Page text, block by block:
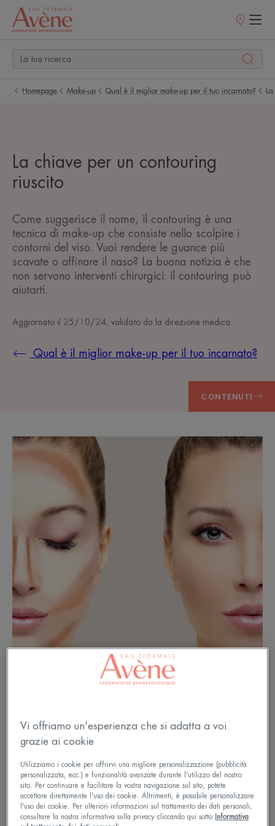
Punti
Homepage Make-up Qual è il miglior make-up per il tuo incarnato?
La chiave per un contouring
riuscito
Come suggerisce il nome, il contouring è una
tecnica di make-up che consiste nello scolpire i
contorni del viso. Vuoi rendere le guance più
scavate o affinare il naso? La buona notizia è che
non servono interventi chirurgici: il contouring può
aiutarti.
Aggiornato il 25/10/24, validato da la direzione medica
Qual è il miglior make-up per il tuo incarnato?
CONTENUTI
Come funziona il contouring?
Giocando con ombre e luci, è possibile modificare
i volumi del viso: affinare un viso rotondo, addolcire
un viso squadrato, riequilibrarne la forma e quindi
Vi offriamo un'esperienza che si adatta a voi
grazie ai cookie
Utilizziamo i cookie per offrirvi una migliore personalizzazione (pubblicità
personalizzata, ecc.) e funzionalità avanzate durante l'utilizzo del nostro
sito. Per continuare e facilitare la vostra navigazione sul sito, potete
accettare direttamente l'uso dei cookie. Altrimenti, è possibile personalizzare
l'uso dei cookie. Per ulteriori informazioni sul trattamento dei dati personali,
consultare la nostra informativa sulla privacy cliccando qui sotto: Informativa